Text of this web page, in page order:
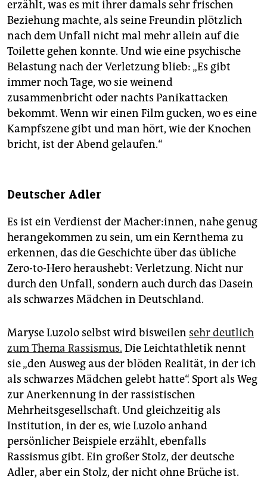
erzählt, was es mit ihrer damals sehr frischen
Beziehung machte, als seine Freundin plötzlich
nach dem Unfall nicht mal mehr allein auf die
Toilette gehen konnte. Und wie eine psychische
Belastung nach der Verletzung blieb: „Es gibt
immer noch Tage, wo sie weinend
zusammenbricht oder nachts Panikattacken
bekommt. Wenn wir einen Film gucken, wo es eine
Kampfszene gibt und man hört, wie der Knochen
bricht, ist der Abend gelaufen.“
Deutscher Adler
Es ist ein Verdienst der Macher:innen, nahe genug
herangekommen zu sein, um ein Kernthema zu
erkennen, das die Geschichte über das übliche
Zero-to-Hero heraushebt: Verletzung. Nicht nur
durch den Unfall, sondern auch durch das Dasein
als schwarzes Mädchen in Deutschland.
Maryse Luzolo selbst wird bisweilen sehr deutlich
zum Thema Rassismus. Die Leichtathletik nennt
sie „den Ausweg aus der blöden Realität, in der ich
als schwarzes Mädchen gelebt hatte“. Sport als Weg
zur Anerkennung in der rassistischen
Mehrheitsgesellschaft. Und gleichzeitig als
Institution, in der es, wie Luzolo anhand
persönlicher Beispiele erzählt, ebenfalls
Rassismus gibt. Ein großer Stolz, der deutsche
Adler, aber ein Stolz, der nicht ohne Brüche ist.